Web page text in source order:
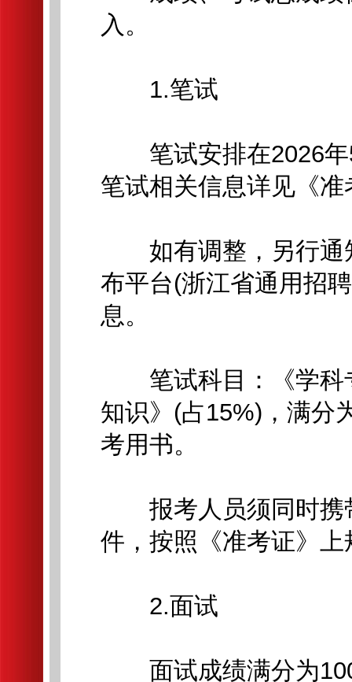
入。
1.笔试
笔试安排在2026年5
笔试相关信息详见《准
如有调整，另行通
布平台(浙江省通用招
息。
笔试科目：《学科
知识》(占15%)，满分
考用书。
报考人员须同时携
件，按照《准考证》
2.面试
面试成绩满分为100